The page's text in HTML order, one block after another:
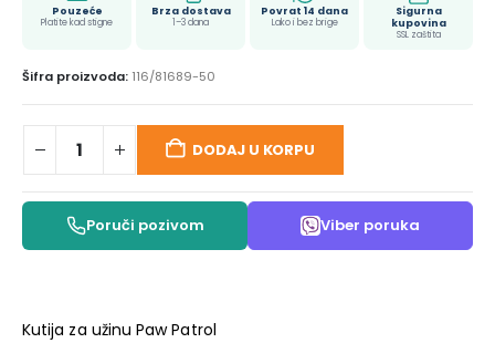
Pouzeće
Platite kad stigne
Brza dostava
1–3 dana
Povrat 14 dana
Lako i bez brige
Sigurna
kupovina
SSL zaštita
Šifra proizvoda: 116/81689-50
DODAJ U KORPU
Poruči pozivom Viber poruka
Kutija za užinu Paw Patrol